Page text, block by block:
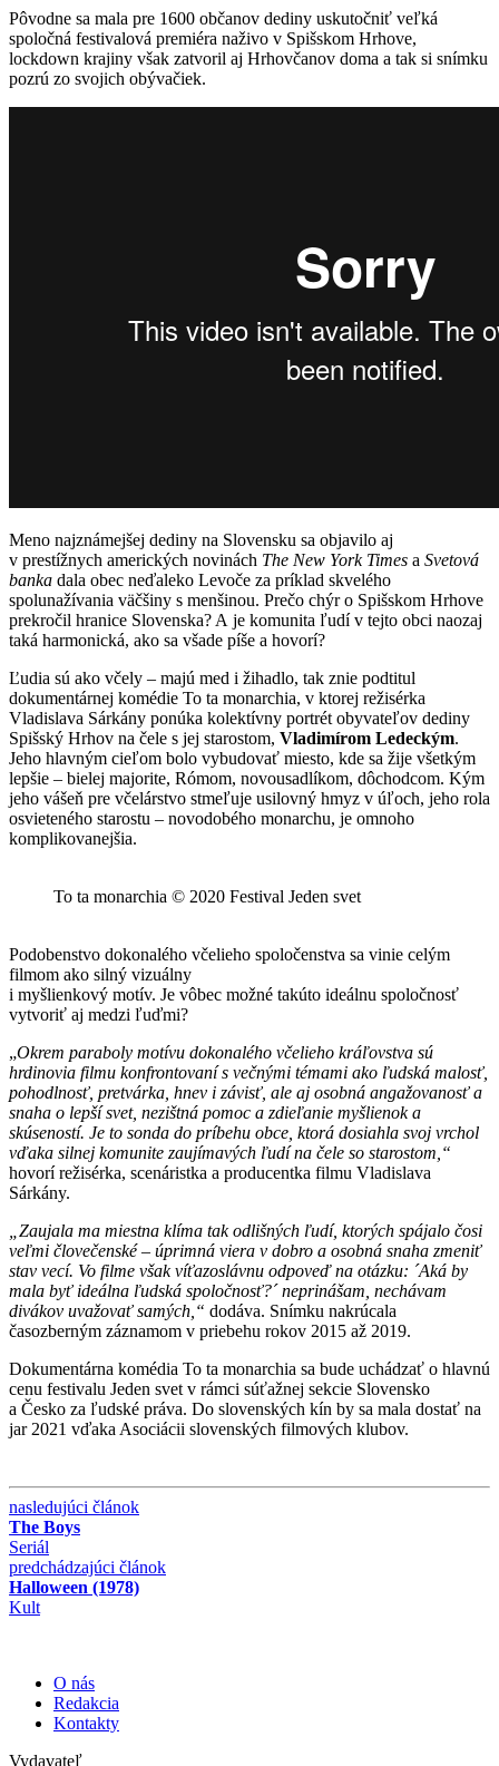
Pôvodne sa mala pre 1600 občanov dediny uskutočniť veľká
spoločná festivalová premiéra naživo v Spišskom Hrhove,
lockdown krajiny však zatvoril aj Hrhovčanov doma a tak si snímku
pozrú zo svojich obývačiek.
Meno najznámejšej dediny na Slovensku sa objavilo aj
v prestížnych amerických novinách The New York Times a Svetová
banka dala obec neďaleko Levoče za príklad skvelého
spolunažívania väčšiny s menšinou. Prečo chýr o Spišskom Hrhove
prekročil hranice Slovenska? A je komunita ľudí v tejto obci naozaj
taká harmonická, ako sa všade píše a hovorí?
Ľudia sú ako včely – majú med i žihadlo, tak znie podtitul
dokumentárnej komédie To ta monarchia, v ktorej režisérka
Vladislava Sárkány ponúka kolektívny portrét obyvateľov dediny
Spišský Hrhov na čele s jej starostom, Vladimírom Ledeckým.
Jeho hlavným cieľom bolo vybudovať miesto, kde sa žije všetkým
lepšie – bielej majorite, Rómom, novousadlíkom, dôchodcom. Kým
jeho vášeň pre včelárstvo stmeľuje usilovný hmyz v úľoch, jeho rola
osvieteného starostu – novodobého monarchu, je omnoho
komplikovanejšia.
To ta monarchia © 2020 Festival Jeden svet
Podobenstvo dokonalého včelieho spoločenstva sa vinie celým
filmom ako silný vizuálny
i myšlienkový motív. Je vôbec možné takúto ideálnu spoločnosť
vytvoriť aj medzi ľuďmi?
„Okrem paraboly motívu dokonalého včelieho kráľovstva sú
hrdinovia filmu konfrontovaní s večnými témami ako ľudská malosť,
pohodlnosť, pretvárka, hnev i závisť, ale aj osobná angažovanosť a
snaha o lepší svet, nezištná pomoc a zdieľanie myšlienok a
skúseností. Je to sonda do príbehu obce, ktorá dosiahla svoj vrchol
vďaka silnej komunite zaujímavých ľudí na čele so starostom,“
hovorí režisérka, scenáristka a producentka filmu Vladislava
Sárkány.
„Zaujala ma miestna klíma tak odlišných ľudí, ktorých spájalo čosi
veľmi človečenské – úprimná viera v dobro a osobná snaha zmeniť
stav vecí. Vo filme však víťazoslávnu odpoveď na otázku: ´Aká by
mala byť ideálna ľudská spoločnosť?´ neprinášam, nechávam
divákov uvažovať samých,“ dodáva. Snímku nakrúcala
časozberným záznamom v priebehu rokov 2015 až 2019.
Dokumentárna komédia To ta monarchia sa bude uchádzať o hlavnú
cenu festivalu Jeden svet v rámci súťažnej sekcie Slovensko
a Česko za ľudské práva. Do slovenských kín by sa mala dostať na
jar 2021 vďaka Asociácii slovenských filmových klubov.
nasledujúci článok
The Boys
Seriál
predchádzajúci článok
Halloween (1978)
Kult
O nás
Redakcia
Kontakty
Vydavateľ